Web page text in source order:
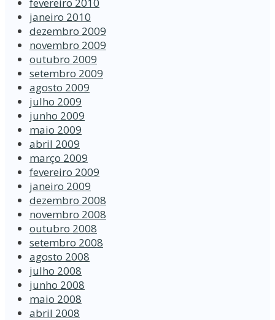
fevereiro 2010
janeiro 2010
dezembro 2009
novembro 2009
outubro 2009
setembro 2009
agosto 2009
julho 2009
junho 2009
maio 2009
abril 2009
março 2009
fevereiro 2009
janeiro 2009
dezembro 2008
novembro 2008
outubro 2008
setembro 2008
agosto 2008
julho 2008
junho 2008
maio 2008
abril 2008